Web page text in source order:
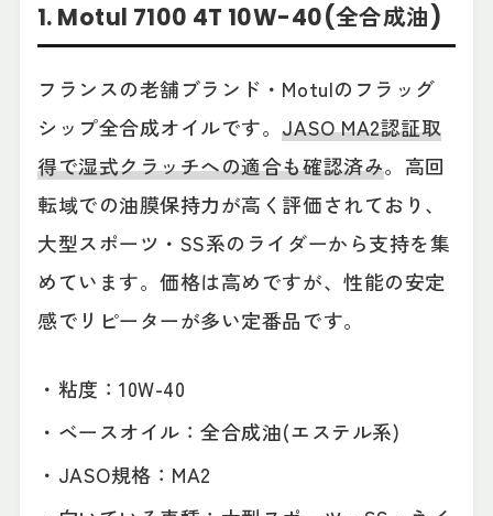
1. Motul 7100 4T 10W-40(全合成油)
フランスの老舗ブランド・Motulのフラッグ
シップ全合成オイルです。JASO MA2認証取
得で湿式クラッチへの適合も確認済み。高回
転域での油膜保持力が高く評価されており、
大型スポーツ・SS系のライダーから支持を集
めています。価格は高めですが、性能の安定
感でリピーターが多い定番品です。
・粘度：10W-40
・ベースオイル：全合成油(エステル系)
・JASO規格：MA2